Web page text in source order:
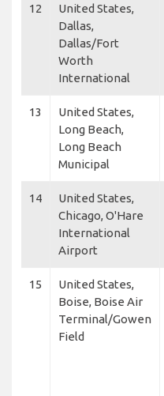
12
United States,
Dallas,
Dallas/Fort
Worth
International
13
United States,
Long Beach,
Long Beach
Municipal
14
United States,
Chicago, O'Hare
International
Airport
15
United States,
Boise, Boise Air
Terminal/Gowen
Field